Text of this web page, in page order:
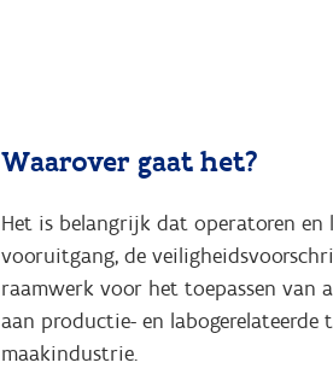
Waarover gaat het?
Het is belangrijk dat operatoren
vooruitgang, de
raamwerk voor het toepassen van
aan productie- en labogerelateerde
maakindustrie.